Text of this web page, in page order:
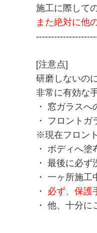
【20系“F”SILVER】犠
コーティングWAX
クイックディテイラー
【CNT希釈液】カーボ
【CNTシャンプー】カ
PH7.0中性脱脂シャン
PH8.7弱アルカリ性シ
PH2.8酸性シャンプー
酸性CTRシャンプー
施工に際して
また絶対に他
[注意点]
研磨しないの
非常に有効な
・ 窓ガラスへ
・ フロント
※現在フロン
・ ボディへ
・ 最後に必
・ 一ヶ所施
・ 必ず、保護
・ 他、十分に